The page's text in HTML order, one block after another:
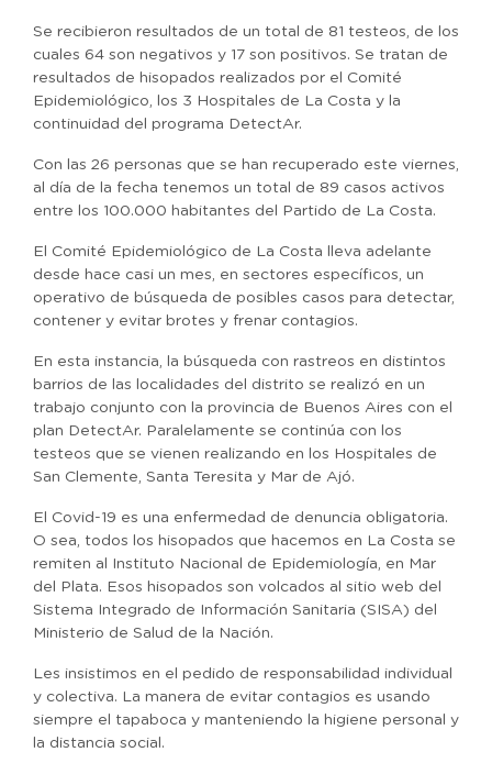
Se recibieron resultados de un total de 81 testeos, de los
cuales 64 son negativos y 17 son positivos. Se tratan de
resultados de hisopados realizados por el Comité
Epidemiológico, los 3 Hospitales de La Costa y la
continuidad del programa DetectAr.
Con las 26 personas que se han recuperado este viernes,
al día de la fecha tenemos un total de 89 casos activos
entre los 100.000 habitantes del Partido de La Costa.
El Comité Epidemiológico de La Costa lleva adelante
desde hace casi un mes, en sectores específicos, un
operativo de búsqueda de posibles casos para detectar,
contener y evitar brotes y frenar contagios.
En esta instancia, la búsqueda con rastreos en distintos
barrios de las localidades del distrito se realizó en un
trabajo conjunto con la provincia de Buenos Aires con el
plan DetectAr. Paralelamente se continúa con los
testeos que se vienen realizando en los Hospitales de
San Clemente, Santa Teresita y Mar de Ajó.
El Covid-19 es una enfermedad de denuncia obligatoria.
O sea, todos los hisopados que hacemos en La Costa se
remiten al Instituto Nacional de Epidemiología, en Mar
del Plata. Esos hisopados son volcados al sitio web del
Sistema Integrado de Información Sanitaria (SISA) del
Ministerio de Salud de la Nación.
Les insistimos en el pedido de responsabilidad individual
y colectiva. La manera de evitar contagios es usando
siempre el tapaboca y manteniendo la higiene personal y
la distancia social.